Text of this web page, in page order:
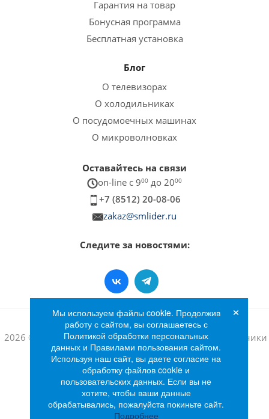
Гарантия на товар
Бонусная программа
Бесплатная установка
Блог
О телевизорах
О холодильниках
О посудомоечных машинах
О микроволновках
Оставайтесь на связи
on-line c 900 до 2000
+7 (8512) 20-08-06
zakaz@smlider.ru
Следите за новостями:
2026 © Интернет-магазин бытовой техники и электроники
«Лидер»
Мы используем файлы cookie. Продолжив
работу с сайтом, вы соглашаетесь с
Политикой обработки персональных
данных и Правилами пользования сайтом.
Используя наш сайт, вы даете согласие на
обработку файлов cookie и
пользовательских данных. Если вы не
хотите, чтобы ваши данные
обрабатывались, пожалуйста покиньте сайт.
Подробнее
×